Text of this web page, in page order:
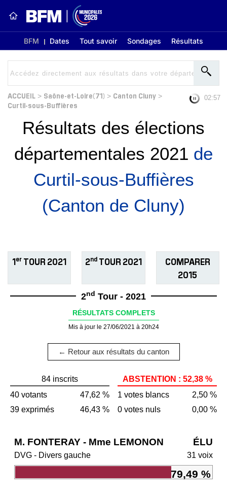
BFM Dates Tout savoir Sondages Résultats
ACCUEIL > Saône-et-Loire(71) > Canton Cluny >
Curtil-sous-Buffières
02:56
Résultats des élections
départementales 2021 de
Curtil-sous-Buffières
(Canton de Cluny)
1er TOUR 2021 2ndTOUR 2021
COMPARER
2015
2nd Tour - 2021
RÉSULTATS COMPLETS
Mis à jour le 27/06/2021 à 20h24
← Retour aux résultats du canton
84 inscrits
40 votants
47,62 %
39 exprimés
46,43 %
ABSTENTION : 52,38 %
1 votes blancs
2,50 %
0 votes nuls
0,00 %
M. FONTERAY - Mme LEMONON ÉLU
DVG - Divers gauche 31 voix
79,49 %